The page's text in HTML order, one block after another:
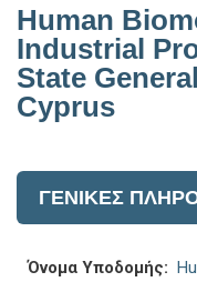
Human
Industrial
State
Cyprus
ΓΕΝΙΚΕΣ
Όνομα Υποδομής: